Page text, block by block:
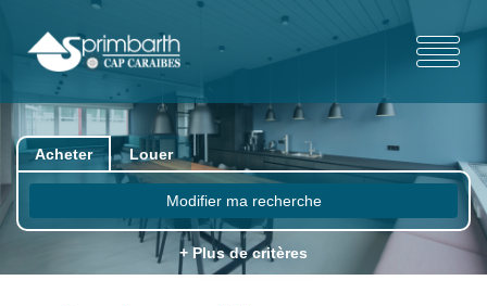
Acheter Louer
Modifier ma recherche
+ Plus de critères